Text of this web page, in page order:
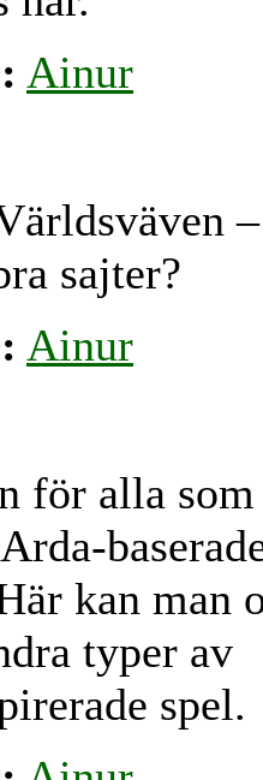
Ainur
sajter?
Ainur
för alla
kan man
typer av
spel.